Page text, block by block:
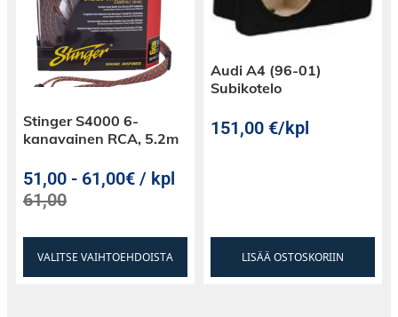
Stinger S4000 6-
kanavainen RCA, 5.2m
51,00 - 61,00€ / kpl
61,00
VALITSE VAIHTOEHDOISTA
Audi A4 (96-01)
Subikotelo
151,00€/kpl
LISÄÄ OSTOSKORIIN